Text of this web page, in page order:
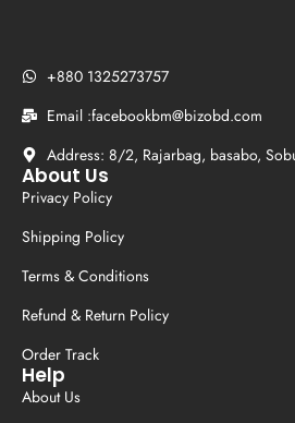
+880 1325273757
Email :facebookbm@bizobd.com
Address: 8/2, Rajarbag, basabo,
About Us
Privacy Policy
Shipping Policy
Terms & Conditions
Refund & Return Policy
Order Track
Help
About Us